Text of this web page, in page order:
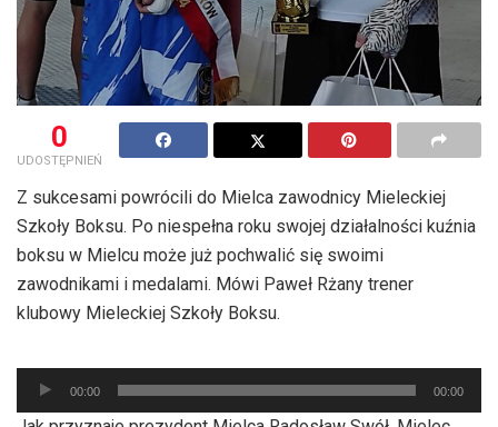
0
UDOSTĘPNIEŃ
Z sukcesami powrócili do Mielca zawodnicy Mieleckiej
Szkoły Boksu. Po niespełna roku swojej działalności kuźnia
boksu w Mielcu może już pochwalić się swoimi
zawodnikami i medalami. Mówi Paweł Rżany trener
klubowy Mieleckiej Szkoły Boksu.
Odtwarzacz
plików
00:00 00:00